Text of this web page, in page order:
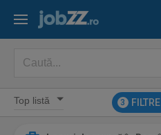
3 FILTRE